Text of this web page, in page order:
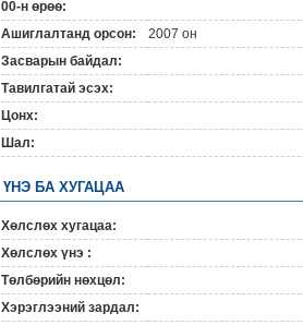
00-н өрөө:
Ашиглалтанд орсон:
2007 он
Засварын байдал:
Тавилгатай эсэх:
Цонх:
Шал:
ҮНЭ БА ХУГАЦАА
Хөлслөх хугацаа:
Хөлслөх үнэ :
Төлбөрийн нөхцөл:
Хэрэглээний зардал: